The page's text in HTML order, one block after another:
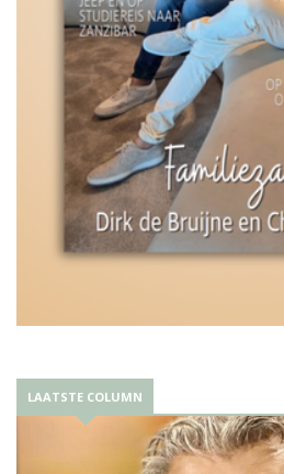
LAATSTE COLUMN